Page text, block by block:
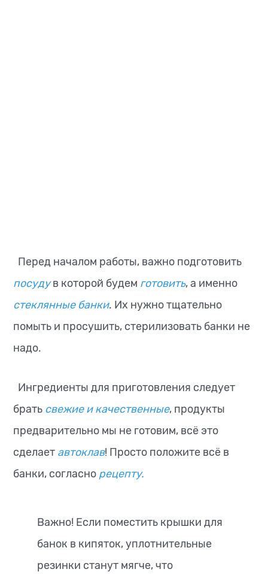
Перед началом работы, важно подготовить
посудув которой будем готовить, а именно
стеклянные банки. Их нужно тщательно
помыть и просушить, стерилизовать банки не
надо.
Ингредиенты для приготовления следует
брать свежие и качественные, продукты
предварительно мы не готовим, всё это
сделает автоклав! Просто положите всё в
банки, согласно рецепту.
Важно! Если поместить крышки для
банок в кипяток, уплотнительные
резинки станут мягче, что